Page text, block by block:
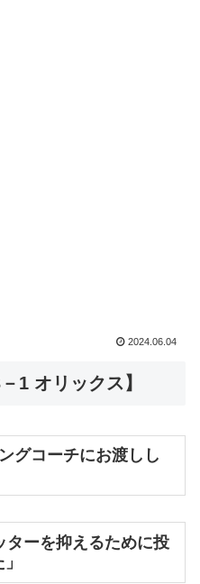
2024.06.04
1 オリックス】
グコーチにお渡しし
ターを抑えるために投